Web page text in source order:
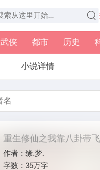
武侠 都市 历史
小说详情
重生修仙之我靠八卦带
作者：缘.梦.
字数：35万字